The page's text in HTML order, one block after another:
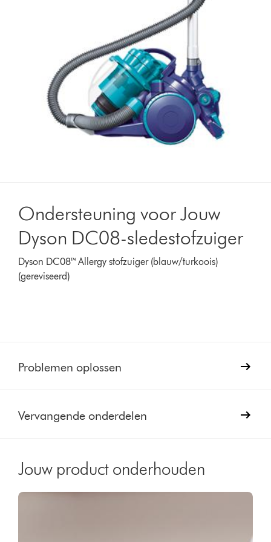
Ondersteuning voor Jouw
Dyson DC08-sledestofzuiger
Dyson DC08™ Allergy stofzuiger (blauw/turkoois)
(gereviseerd)
Problemen oplossen
Vervangende onderdelen
Jouw product onderhouden